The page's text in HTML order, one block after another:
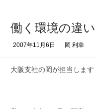
働く環境の違い
2007年11月6日 岡 利幸
大阪支社の岡が担当します